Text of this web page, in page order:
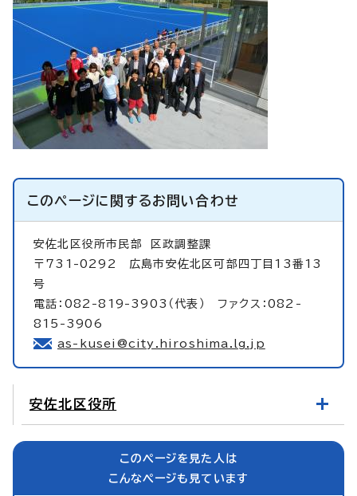
このページに関するお問い合わせ
安佐北区役所市民部
区政調整課
〒731-0292 広島市安佐北区可部四丁目13番13
号
電話：082-819-3903（代表） ファクス：082-
815-3906
as-kusei@city.hiroshima.lg.jp
安佐北区役所
このページを見た人は
こんなページも見ています